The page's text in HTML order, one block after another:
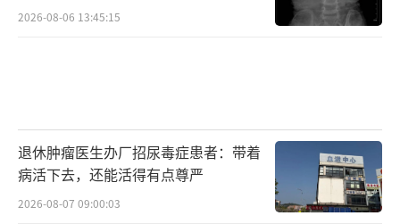
2026-08-06 13:45:15
退休肿瘤医生办厂招尿毒症患者：带着
病活下去，还能活得有点尊严
2026-08-07 09:00:03